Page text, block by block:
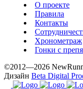
prices.
О проекте
Правила
Контакты
Хронометраж
Гонки с
©2012—2026
Дизайн Beta Digital